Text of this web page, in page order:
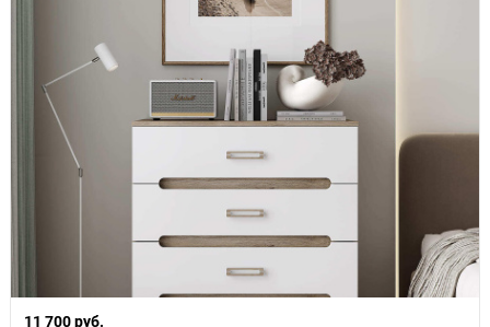
11 700 руб.